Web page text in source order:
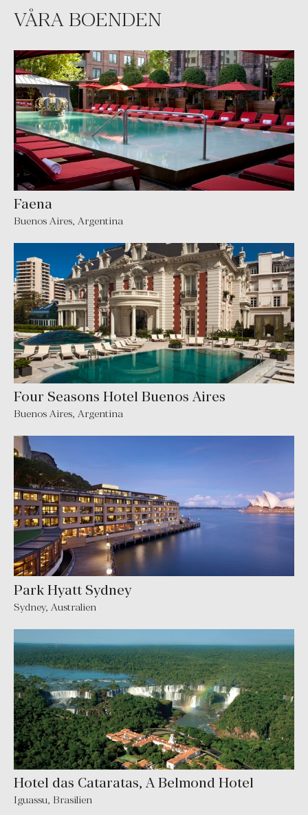
VÅRA BOENDEN
Faena
Buenos Aires, Argentina
Four Seasons Hotel Buenos Aires
Buenos Aires, Argentina
Park Hyatt Sydney
Sydney, Australien
Hotel das Cataratas, A Belmond Hotel
Iguassu, Brasilien